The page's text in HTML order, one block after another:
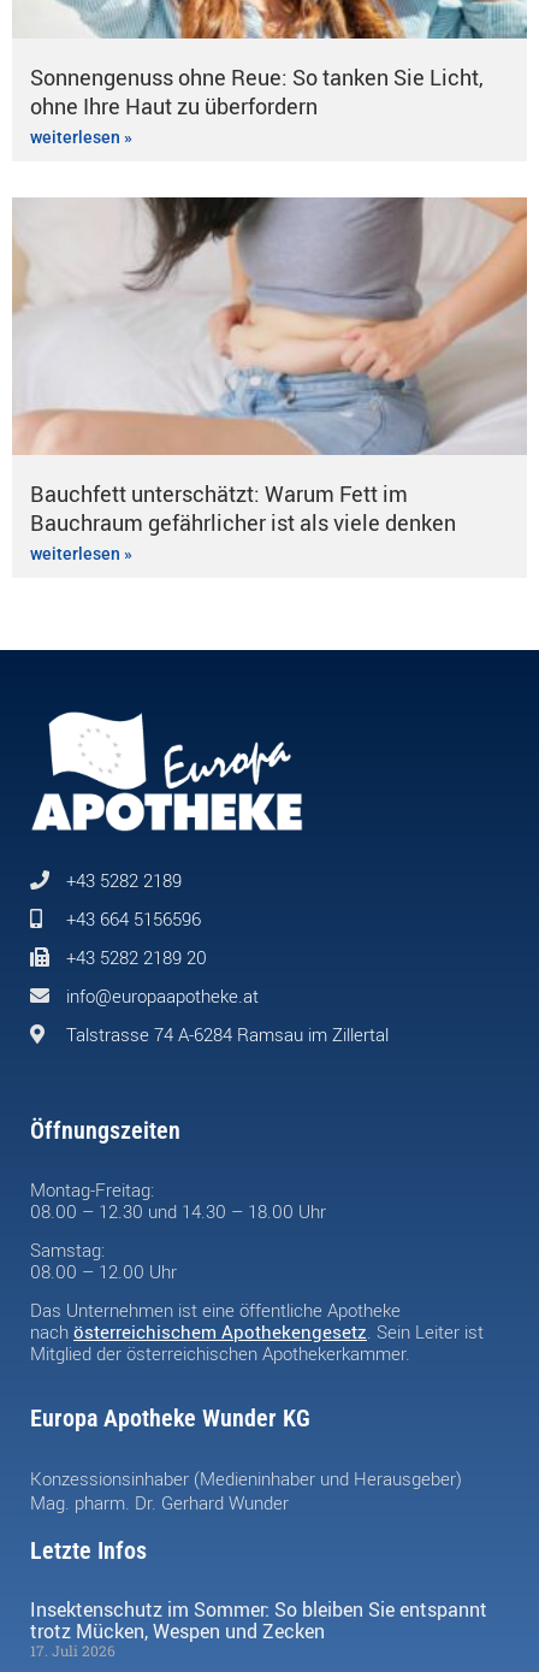
Sonnengenuss ohne Reue: So tanken Sie Licht,
ohne Ihre Haut zu überfordern
weiterlesen »
Bauchfett unterschätzt: Warum Fett im
Bauchraum gefährlicher ist als viele denken
weiterlesen »
+43 5282 2189
+43 664 5156596
+43 5282 2189 20
info@europaapotheke.at
Talstrasse 74 A-6284 Ramsau im Zillertal
Öffnungszeiten
Montag-Freitag:
08.00 – 12.30 und 14.30 – 18.00 Uhr
Samstag:
08.00 – 12.00 Uhr
Das Unternehmen ist eine öffentliche Apotheke
nach österreichischem Apothekengesetz. Sein Leiter ist
Mitglied der österreichischen Apothekerkammer.
Europa Apotheke Wunder KG
Konzessionsinhaber (Medieninhaber und Herausgeber)
Mag. pharm. Dr. Gerhard Wunder
Letzte Infos
Insektenschutz im Sommer: So bleiben Sie entspannt
trotz Mücken, Wespen und Zecken
17. Juli 2026